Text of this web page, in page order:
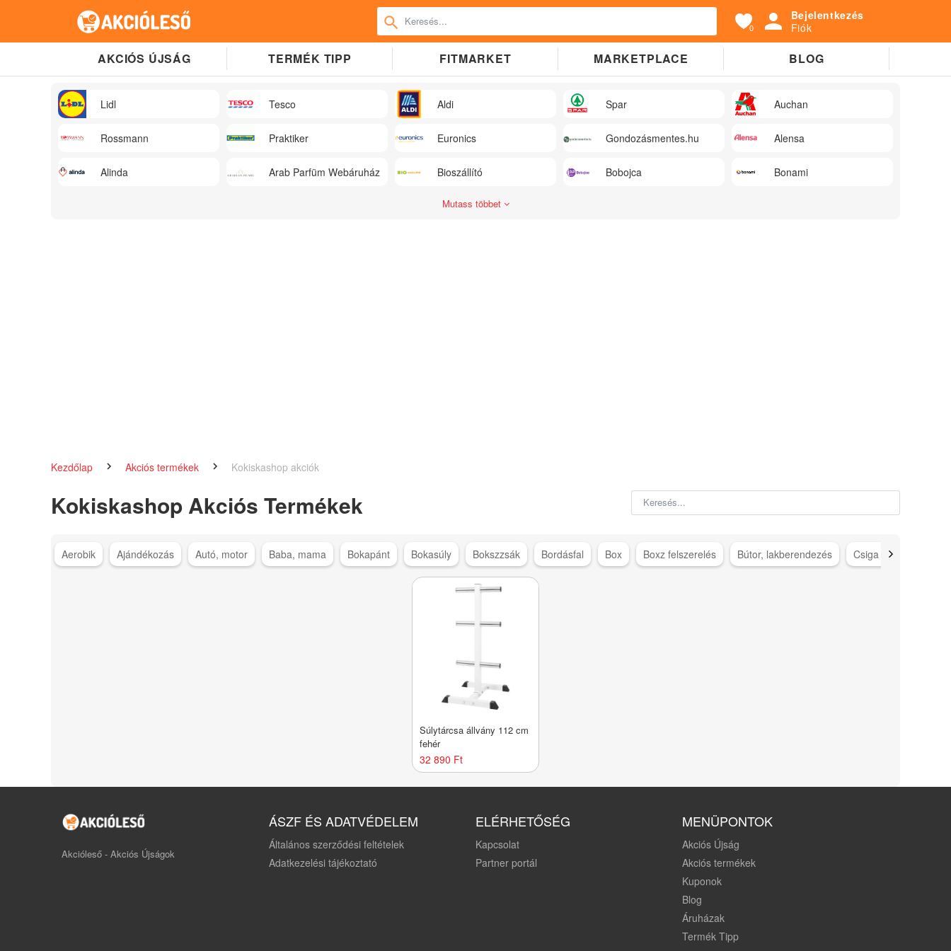
0
Bejelentkezés
Fiók
AKCIÓS ÚJSÁG TERMÉK TIPP FITMARKET MARKETPLACE BLOG
Lidl Tesco Aldi Spar Auchan
Rossmann Praktiker Euronics Gondozásmentes.hu Alensa
Alinda Arab Parfüm Webáruház Bioszállító Bobojca Bonami
Mutass többet
Kezdőlap Akciós termékek Kokiskashop akciók
Kokiskashop Akciós Termékek
Aerobik Ajándékozás Autó, motor Baba, mama Bokapánt Bokasúly Bokszzsák Bordásfal Box Boxz felszerelés Bútor, lakberendezés Csiga gép kiegészítő
Súlytárcsa állvány 112 cm
fehér
32 890 Ft
Akcióleső - Akciós Újságok
ÁSZF ÉS ADATVÉDELEM
Általános szerződési feltételek
Adatkezelési tájékoztató
ELÉRHETŐSÉG
Kapcsolat
Partner portál
MENÜPONTOK
Akciós Újság
Akciós termékek
Kuponok
Blog
Áruházak
Termék Tipp